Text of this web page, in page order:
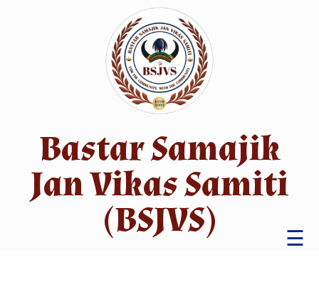
Bastar Samajik
Jan Vikas Samiti
(BSJVS) ☰